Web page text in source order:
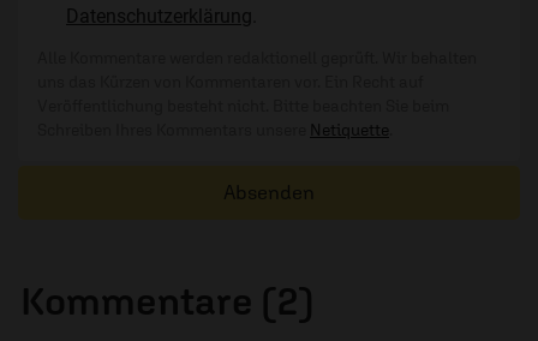
Datenschutzerklärung
Netiquette
Absenden
Kommentare (2)